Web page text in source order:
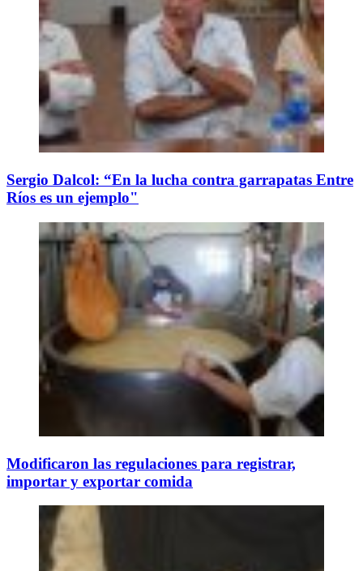
Sergio Dalcol: “En la lucha contra garrapatas Entre
Ríos es un ejemplo"
Modificaron las regulaciones para registrar,
importar y exportar comida